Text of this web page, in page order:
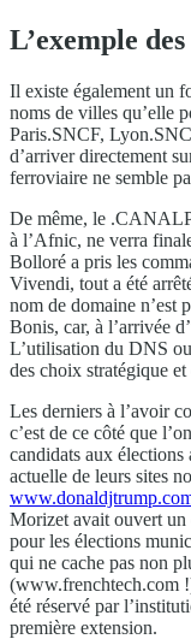
L’exemple
Il existe également un
noms de villes qu’elle
Paris.SNCF,
d’arriver directement
ferroviaire ne semble
De même, le
à l’Afnic, ne verra
Bolloré a pris les
Vivendi, tout a été
nom de domaine n’est
Bonis, car, à l’arrivée
L’utilisation du DNS
des choix stratégique
Les derniers à l’avoir
c’est de ce côté que
candidats aux élections
actuelle de leurs sites
Morizet avait ouvert
pour les élections
qui ne cache pas non
(www.frenchtech.com
été réservé par
première extension.